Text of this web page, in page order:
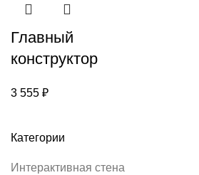
Категории
Интерактивная стена
Главный
конструктор
3 555 ₽